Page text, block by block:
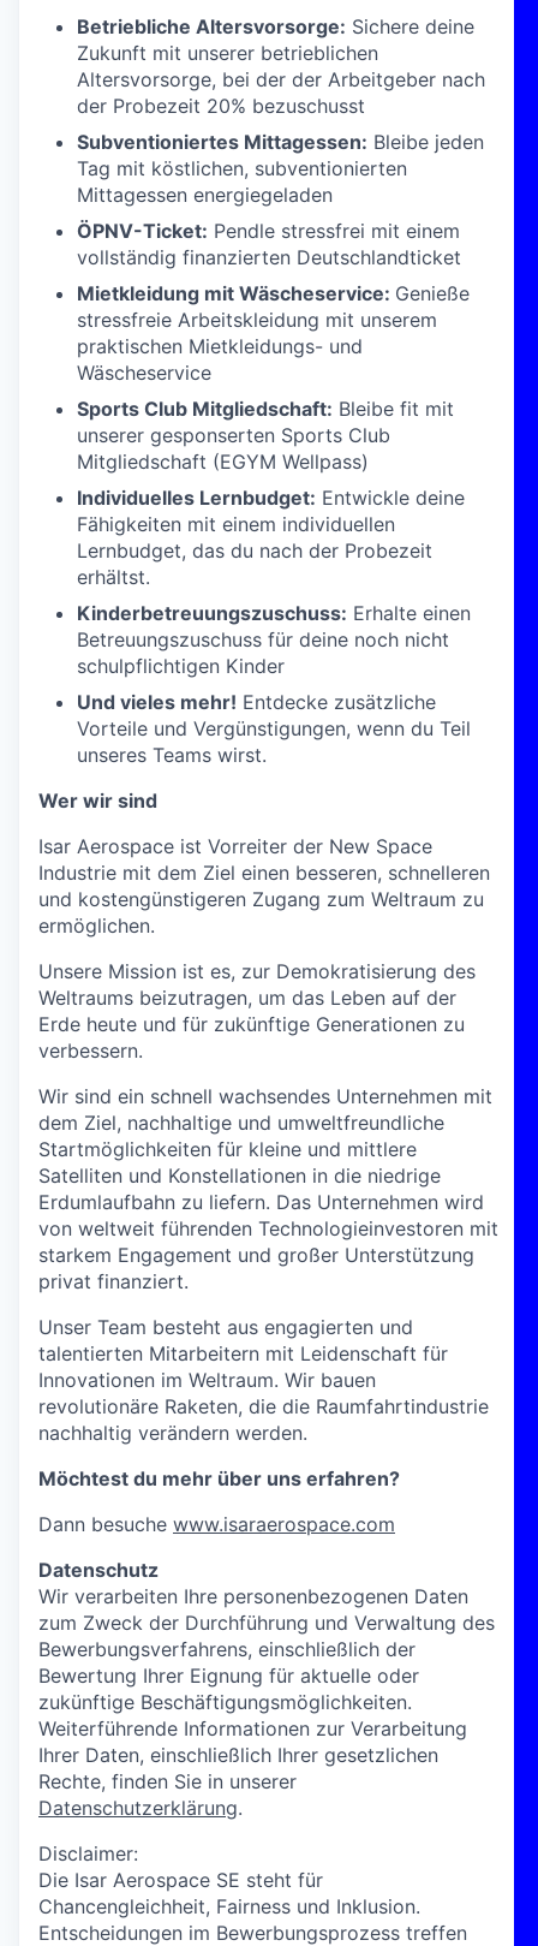
Betriebliche Altersvorsorge: Sichere deine
Zukunft mit unserer betrieblichen
Altersvorsorge, bei der der Arbeitgeber nach
der Probezeit 20% bezuschusst
Subventioniertes Mittagessen: Bleibe jeden
Tag mit köstlichen, subventionierten
Mittagessen energiegeladen
ÖPNV-Ticket: Pendle stressfrei mit einem
vollständig finanzierten Deutschlandticket
Mietkleidung mit Wäscheservice: Genieße
stressfreie Arbeitskleidung mit unserem
praktischen Mietkleidungs- und
Wäscheservice
Sports Club Mitgliedschaft: Bleibe fit mit
unserer gesponserten Sports Club
Mitgliedschaft (EGYM Wellpass)
Individuelles Lernbudget: Entwickle deine
Fähigkeiten mit einem individuellen
Lernbudget, das du nach der Probezeit
erhältst.
Kinderbetreuungszuschuss: Erhalte einen
Betreuungszuschuss für deine noch nicht
schulpflichtigen Kinder
Und vieles mehr! Entdecke zusätzliche
Vorteile und Vergünstigungen, wenn du Teil
unseres Teams wirst.
Wer wir sind
Isar Aerospace ist Vorreiter der New Space
Industrie mit dem Ziel einen besseren, schnelleren
und kostengünstigeren Zugang zum Weltraum zu
ermöglichen.
Unsere Mission ist es, zur Demokratisierung des
Weltraums beizutragen, um das Leben auf der
Erde heute und für zukünftige Generationen zu
verbessern.
Wir sind ein schnell wachsendes Unternehmen mit
dem Ziel, nachhaltige und umweltfreundliche
Startmöglichkeiten für kleine und mittlere
Satelliten und Konstellationen in die niedrige
Erdumlaufbahn zu liefern. Das Unternehmen wird
von weltweit führenden Technologieinvestoren mit
starkem Engagement und großer Unterstützung
privat finanziert.
Unser Team besteht aus engagierten und
talentierten Mitarbeitern mit Leidenschaft für
Innovationen im Weltraum. Wir bauen
revolutionäre Raketen, die die Raumfahrtindustrie
nachhaltig verändern werden.
Möchtest du mehr über uns erfahren?
Dann besuche www.isaraerospace.com
Datenschutz
Wir verarbeiten Ihre personenbezogenen Daten
zum Zweck der Durchführung und Verwaltung des
Bewerbungsverfahrens, einschließlich der
Bewertung Ihrer Eignung für aktuelle oder
zukünftige Beschäftigungsmöglichkeiten.
Weiterführende Informationen zur Verarbeitung
Ihrer Daten, einschließlich Ihrer gesetzlichen
Rechte, finden Sie in unserer
Datenschutzerklärung.
Disclaimer:
Die Isar Aerospace SE steht für
Chancengleichheit, Fairness und Inklusion.
Entscheidungen im Bewerbungsprozess treffen